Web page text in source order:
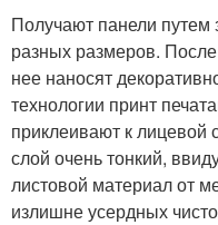
Получают панели
разных размеров. После
нее наносят
технологии принт
приклеивают к лицевой
слой очень тонкий,
листовой материал от
излишне усердных